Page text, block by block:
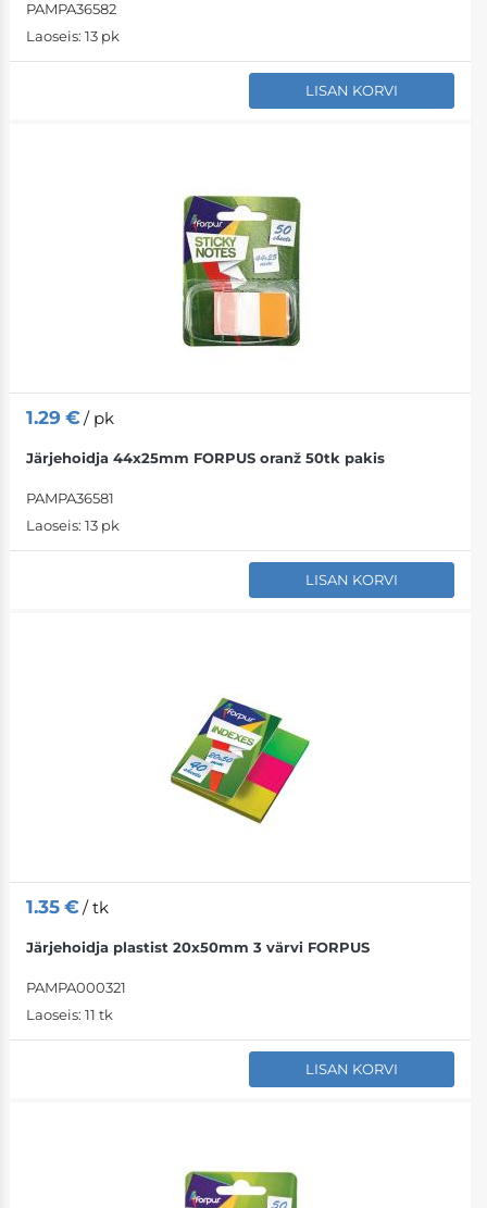
PAMPA36582
Laoseis: 13 pk
LISAN KORVI
1.29 €/ pk
Järjehoidja 44x25mm FORPUS oranž 50tk pakis
PAMPA36581
Laoseis: 13 pk
LISAN KORVI
1.35 €/ tk
Järjehoidja plastist 20x50mm 3 värvi FORPUS
PAMPA000321
Laoseis: 11 tk
LISAN KORVI